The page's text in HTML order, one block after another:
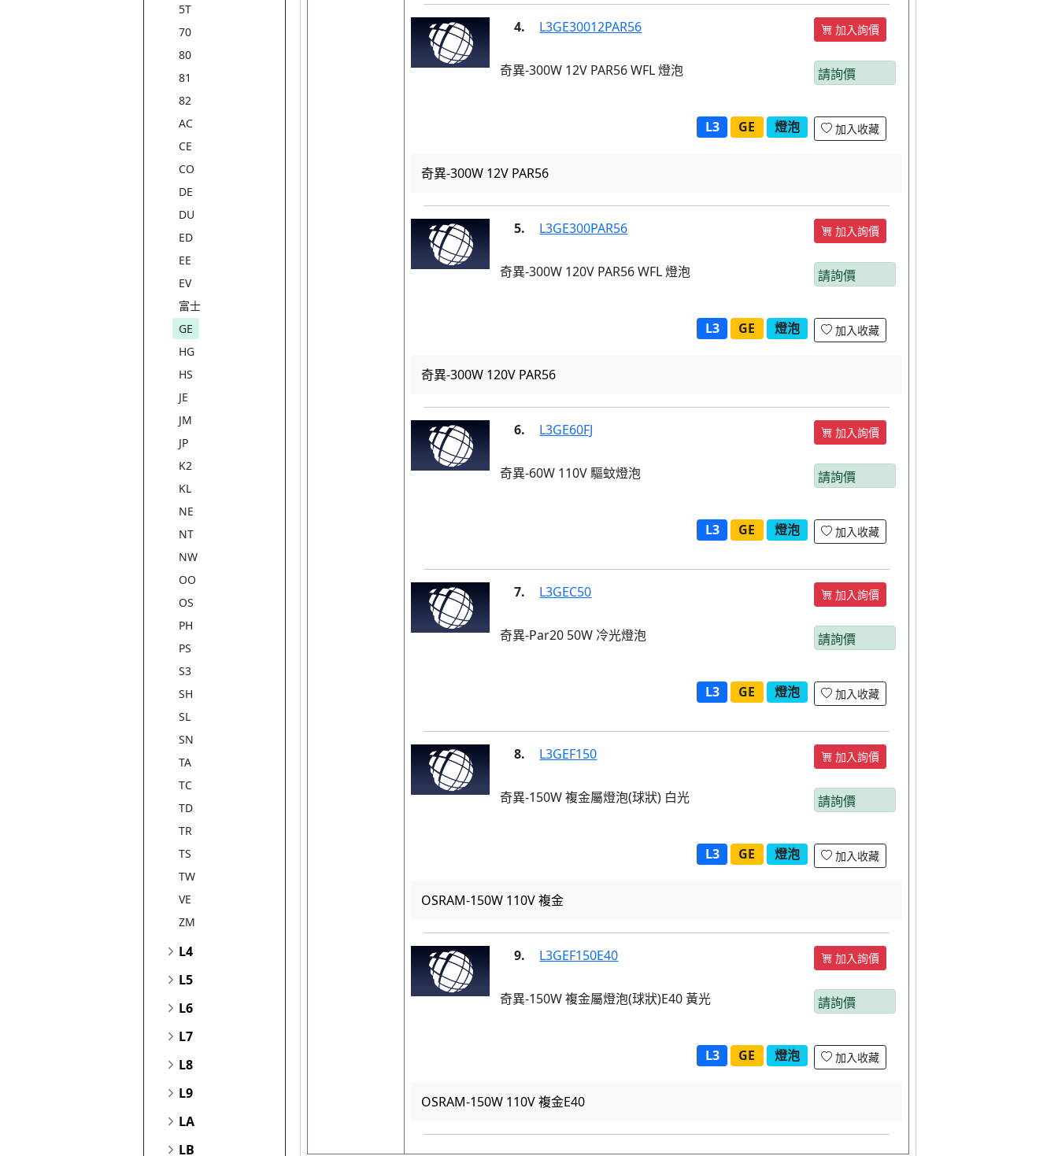
5T
70
80
81
82
AC
CE
CO
DE
DU
ED
EE
EV
富士
GE
HG
HS
JE
JM
JP
K2
KL
NE
NT
NW
OO
OS
PH
PS
S3
SH
SL
SN
TA
TC
TD
TR
TS
TW
VE
ZM
L4
L5
L6
L7
L8
L9
LA
LB
4. L3GE30012PAR56 加入詢價
奇異-300W 12V PAR56 WFL 燈泡 請詢價
L3 GE 燈泡 加入收藏
奇異-300W 12V PAR56
5. L3GE300PAR56 加入詢價
奇異-300W 120V PAR56 WFL 燈泡 請詢價
L3 GE 燈泡 加入收藏
奇異-300W 120V PAR56
6. L3GE60FJ 加入詢價
奇異-60W 110V 驅蚊燈泡 請詢價
L3 GE 燈泡 加入收藏
7. L3GEC50 加入詢價
奇異-Par20 50W 冷光燈泡 請詢價
L3 GE 燈泡 加入收藏
8. L3GEF150 加入詢價
奇異-150W 複金屬燈泡(球狀) 白光 請詢價
L3 GE 燈泡 加入收藏
OSRAM-150W 110V 複金
9. L3GEF150E40 加入詢價
奇異-150W 複金屬燈泡(球狀)E40 黃光 請詢價
L3 GE 燈泡 加入收藏
OSRAM-150W 110V 複金E40